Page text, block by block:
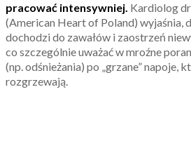
pracować intensywniej. Kardiolog dr
(American Heart of Poland) wyjaśnia,
dochodzi do zawałów i zaostrzeń
co szczególnie uważać w mroźne
(np. odśnieżania) po „grzane” napoje,
rozgrzewają.